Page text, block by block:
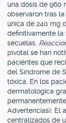
una dosis de 960
observaron tras
única de 240 mg
definitivamente la
secuelas.
pivotal se han
pacientes que
del Síndrome de
tóxica. En los
dermatológica
permanentemente.
Advertencias): El
centralizados de